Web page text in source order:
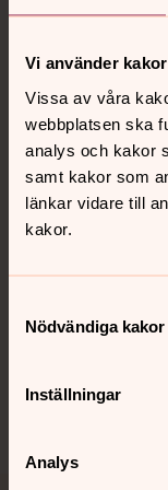
Vi använder kakor
Vissa av våra
webbplatsen ska
analys och kakor
samt kakor som
länkar vidare till
kakor.
Nödvändiga kakor
Inställningar
Analys
Kontakt
Kalender
Hitta snabbt